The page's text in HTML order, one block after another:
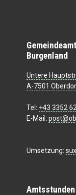
Burgenland
Untere
A-7501
Tel: +43 3352
E-Mail:
Umsetzung:
Amtsstunden